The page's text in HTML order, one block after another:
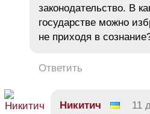
законодательство. В
государстве можно
не приходя в
Ответить
Никитич 11